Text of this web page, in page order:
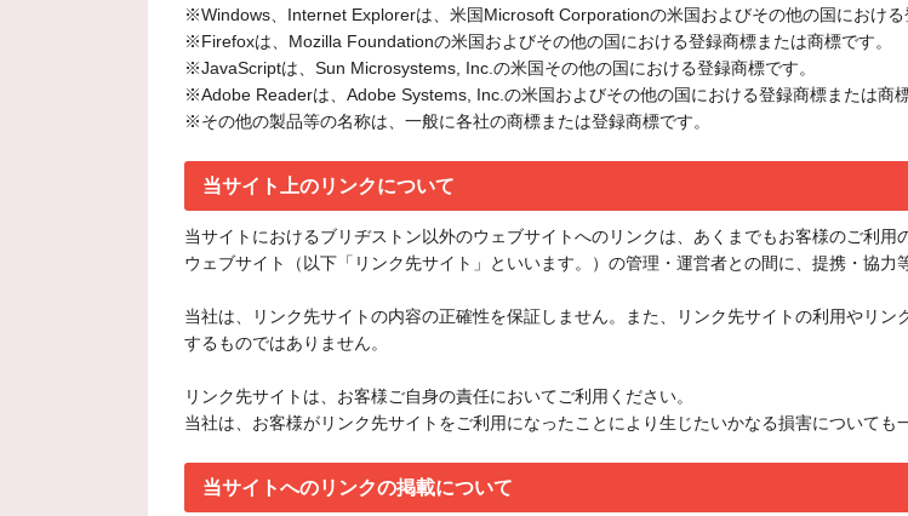
※Windows、Internet Explorerは、米国Microsoft Corporationの米国およびその他の国における
※Firefoxは、Mozilla Foundationの米国およびその他の国における登録商標または商標です。
※JavaScriptは、Sun Microsystems, Inc.の米国その他の国における登録商標です。
※Adobe Readerは、Adobe Systems, Inc.の米国およびその他の国における登録商標または商標
※その他の製品等の名称は、一般に各社の商標または登録商標です。
当サイト上のリンクについて
当サイトにおけるブリヂストン以外のウェブサイトへのリンクは、あくまでもお客様のご利
ウェブサイト（以下「リンク先サイト」といいます。）の管理・運営者との間に、提携・協力
当社は、リンク先サイトの内容の正確性を保証しません。また、リンク先サイトの利用やリ
するものではありません。
リンク先サイトは、お客様ご自身の責任においてご利用ください。
当社は、お客様がリンク先サイトをご利用になったことにより生じたいかなる損害についても
当サイトへのリンクの掲載について